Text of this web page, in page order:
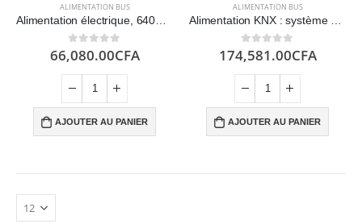
ALIMENTATION BUS
0sur 5
66,080.00CFA
AJOUTER AU PANIER
ALIMENTATION BUS
0 sur 5
174,581.00CFA
AJOUTER AU PANIER